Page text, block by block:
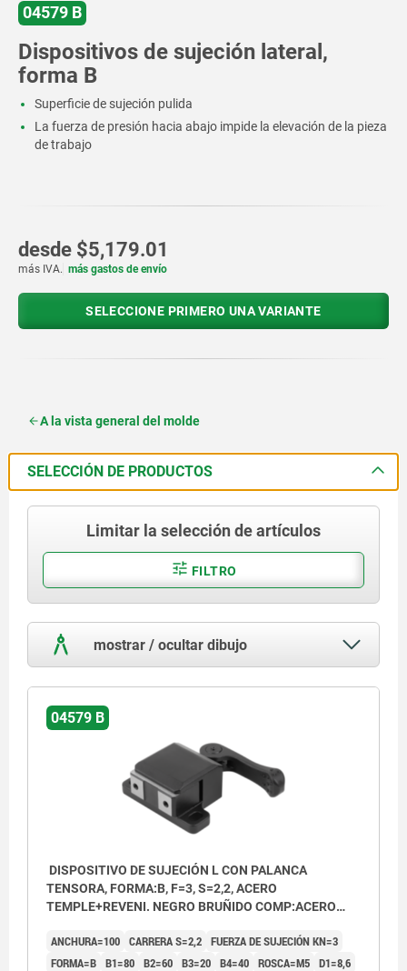
04579 B
Dispositivos de sujeción lateral,
forma B
Superficie de sujeción pulida
La fuerza de presión hacia abajo impide la elevación de la pieza
de trabajo
desde $5,179.01
más IVA. más gastos de envío
SELECCIONE PRIMERO UNA VARIANTE
A la vista general del molde
SELECCIÓN DE PRODUCTOS
Limitar la selección de artículos
FILTRO
mostrar / ocultar dibujo
04579 B
DISPOSITIVO DE SUJECIÓN L CON PALANCA
TENSORA, FORMA:B, F=3, S=2,2, ACERO
TEMPLE+REVENI. NEGRO BRUÑIDO COMP:ACERO
ANCHURA=100 CARRERA S=2,2 FUERZA DE SUJECIÓN KN=3
FORMA=B B1=80 B2=60 B3=20 B4=40 ROSCA=M5 D1=8,6